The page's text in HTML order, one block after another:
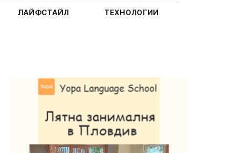
ЛАЙФСТАЙЛ ТЕХНОЛОГИИ